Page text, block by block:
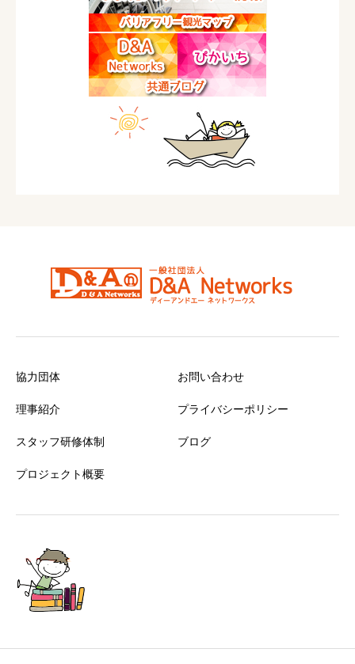
協力団体
理事紹介
スタッフ研修体制
プロジェクト概要
お問い合わせ
プライバシーポリシー
ブログ